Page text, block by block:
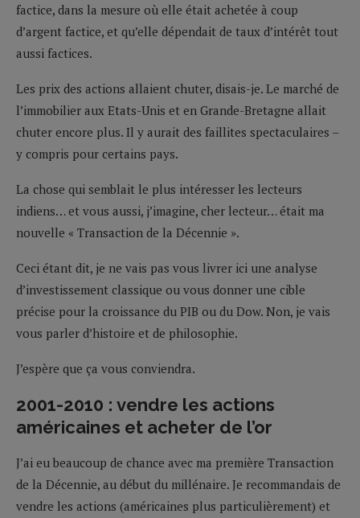
factice, dans la mesure où elle était achetée à coup
d’argent factice, et qu’elle dépendait de taux d’intérêt tout
aussi factices.
Les prix des actions allaient chuter, disais-je. Le marché de
l’immobilier aux Etats-Unis et en Grande-Bretagne allait
chuter encore plus. Il y aurait des faillites spectaculaires –
y compris pour certains pays.
La chose qui semblait le plus intéresser les lecteurs
indiens… et vous aussi, j’imagine, cher lecteur… était ma
nouvelle « Transaction de la Décennie ».
Ceci étant dit, je ne vais pas vous livrer ici une analyse
d’investissement classique ou vous donner une cible
précise pour la croissance du PIB ou du Dow. Non, je vais
vous parler d’histoire et de philosophie.
J’espère que ça vous conviendra.
2001-2010 : vendre les actions
américaines et acheter de l’or
J’ai eu beaucoup de chance avec ma première Transaction
de la Décennie, au début du millénaire. Je recommandais de
vendre les actions (américaines plus particulièrement) et